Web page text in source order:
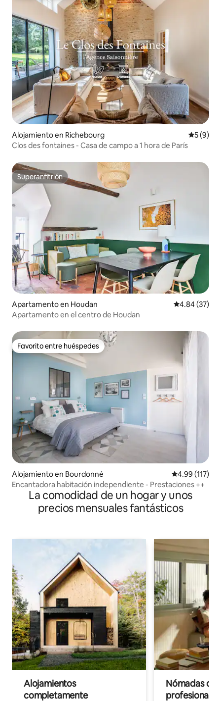
Alojamiento en Richebourg
5 (9)
Clos des fontaines - Casa de campo a 1 hora de París
Superanfitrión
Superanfitrión
Apartamento en Houdan Calificación
4.84 (37)
Apartamento en el centro de Houdan
Favorito entre huéspedes
Favorito entre huéspedes
Alojamiento en Bourdonné Calificación
4.99 (117)
Encantadora habitación independiente - Prestaciones ++
La comodidad de un hogar y unos
precios mensuales fantásticos
Alojamientos
completamente
Nómadas